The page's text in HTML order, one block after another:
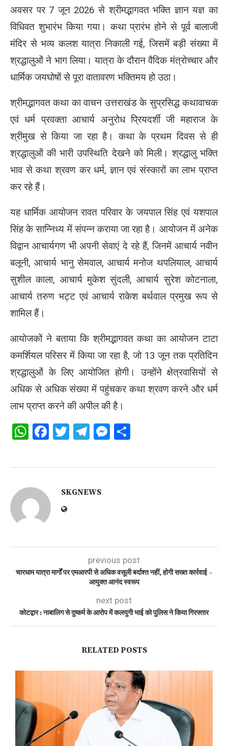
अवसर पर 7 जून 2026 से श्रीमद्भागवत भक्ति ज्ञान यज्ञ का
विधिवत शुभारंभ किया गया। कथा प्रारंभ होने से पूर्व बालाजी
मंदिर से भव्य कलश यात्रा निकाली गई, जिसमें बड़ी संख्या में
श्रद्धालुओं ने भाग लिया। यात्रा के दौरान वैदिक मंत्रोच्चार और
धार्मिक जयघोषों से पूरा वातावरण भक्तिमय हो उठा।
श्रीमद्भागवत कथा का वाचन उत्तराखंड के सुप्रसिद्ध कथावाचक
एवं धर्म प्रवक्ता आचार्य अनुरोध प्रियदर्शी जी महाराज के
श्रीमुख से किया जा रहा है। कथा के प्रथम दिवस से ही
श्रद्धालुओं की भारी उपस्थिति देखने को मिली। श्रद्धालु भक्ति
भाव से कथा श्रवण कर धर्म, ज्ञान एवं संस्कारों का लाभ प्राप्त
कर रहे हैं।
यह धार्मिक आयोजन रावत परिवार के जयपाल सिंह एवं यशपाल
सिंह के सान्निध्य में संपन्न कराया जा रहा है। आयोजन में अनेक
विद्वान आचार्यगण भी अपनी सेवाएं दे रहे हैं, जिनमें आचार्य नवीन
बलूनी, आचार्य भानु सेमवाल, आचार्य मनोज थपलियाल, आचार्य
सुशील काला, आचार्य मुकेश सुंदली, आचार्य सुरेश कोटनाला,
आचार्य तरुण भट्ट एवं आचार्य राकेश बर्थवाल प्रमुख रूप से
शामिल हैं।
आयोजकों ने बताया कि श्रीमद्भागवत कथा का आयोजन टाटा
कमर्शियल परिसर में किया जा रहा है, जो 13 जून तक प्रतिदिन
श्रद्धालुओं के लिए आयोजित होगी। उन्होंने क्षेत्रवासियों से
अधिक से अधिक संख्या में पहुंचकर कथा श्रवण करने और धर्म
लाभ प्राप्त करने की अपील की है।
WhatsApp
Facebook
Twitter
Telegram
Messenger
SKGNEWS
previous post
चारधाम यात्रा मार्गों पर एमआरपी से अधिक वसूली बर्दाश्त नहीं, होगी सख्त कार्रवाई –
आयुक्त आनंद स्वरूप
next post
कोटद्वार : नाबालिग से दुष्कर्म के आरोप में कलयुगी भाई को पुलिस ने किया गिरफ्तार
RELATED POSTS